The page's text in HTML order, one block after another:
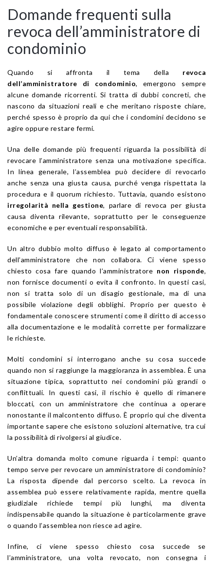
Domande frequenti sulla
revoca dell’amministratore di
condominio
Quando si affronta il tema della revoca
dell’amministratore di condominio, emergono sempre
alcune domande ricorrenti. Si tratta di dubbi concreti, che
nascono da situazioni reali e che meritano risposte chiare,
perché spesso è proprio da qui che i condomini decidono se
agire oppure restare fermi.
Una delle domande più frequenti riguarda la possibilità di
revocare l’amministratore senza una motivazione specifica.
In linea generale, l’assemblea può decidere di revocarlo
anche senza una giusta causa, purché venga rispettata la
procedura e il quorum richiesto. Tuttavia, quando esistono
irregolarità nella gestione, parlare di revoca per giusta
causa diventa rilevante, soprattutto per le conseguenze
economiche e per eventuali responsabilità.
Un altro dubbio molto diffuso è legato al comportamento
dell’amministratore che non collabora. Ci viene spesso
chiesto cosa fare quando l’amministratore non risponde,
non fornisce documenti o evita il confronto. In questi casi,
non si tratta solo di un disagio gestionale, ma di una
possibile violazione degli obblighi. Proprio per questo è
fondamentale conoscere strumenti come il diritto di accesso
alla documentazione e le modalità corrette per formalizzare
le richieste.
Molti condomini si interrogano anche su cosa succede
quando non si raggiunge la maggioranza in assemblea. È una
situazione tipica, soprattutto nei condomini più grandi o
conflittuali. In questi casi, il rischio è quello di rimanere
bloccati, con un amministratore che continua a operare
nonostante il malcontento diffuso. È proprio qui che diventa
importante sapere che esistono soluzioni alternative, tra cui
la possibilità di rivolgersi al giudice.
Un’altra domanda molto comune riguarda i tempi: quanto
tempo serve per revocare un amministratore di condominio?
La risposta dipende dal percorso scelto. La revoca in
assemblea può essere relativamente rapida, mentre quella
giudiziale richiede tempi più lunghi, ma diventa
indispensabile quando la situazione è particolarmente grave
o quando l’assemblea non riesce ad agire.
Infine, ci viene spesso chiesto cosa succede se
l’amministratore, una volta revocato, non consegna i